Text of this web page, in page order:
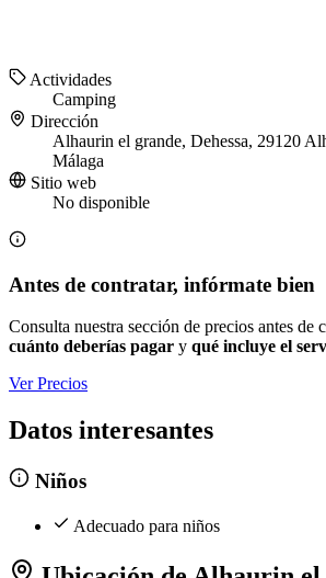
Actividades
Camping
Dirección
Alhaurin el grande, Dehessa, 29120
Málaga
Sitio web
No disponible
Antes de contratar, infórmate bien
Consulta nuestra sección de precios antes de
cuánto deberías pagar y qué incluye el
Ver Precios
Datos interesantes
Niños
Adecuado para niños